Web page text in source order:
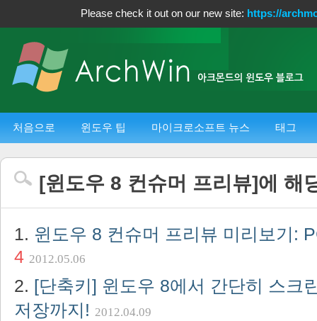
Please check it out on our new site: https://
처음으로 윈도우 팁 마이크로소프트 뉴스 태그
[윈도우 8 컨슈머 프리뷰]에 해
윈도우 8 컨슈머 프리뷰 미리보기:
4 2012.05.06
[단축키] 윈도우 8에서 간단히 스크
저장까지! 2012.04.09